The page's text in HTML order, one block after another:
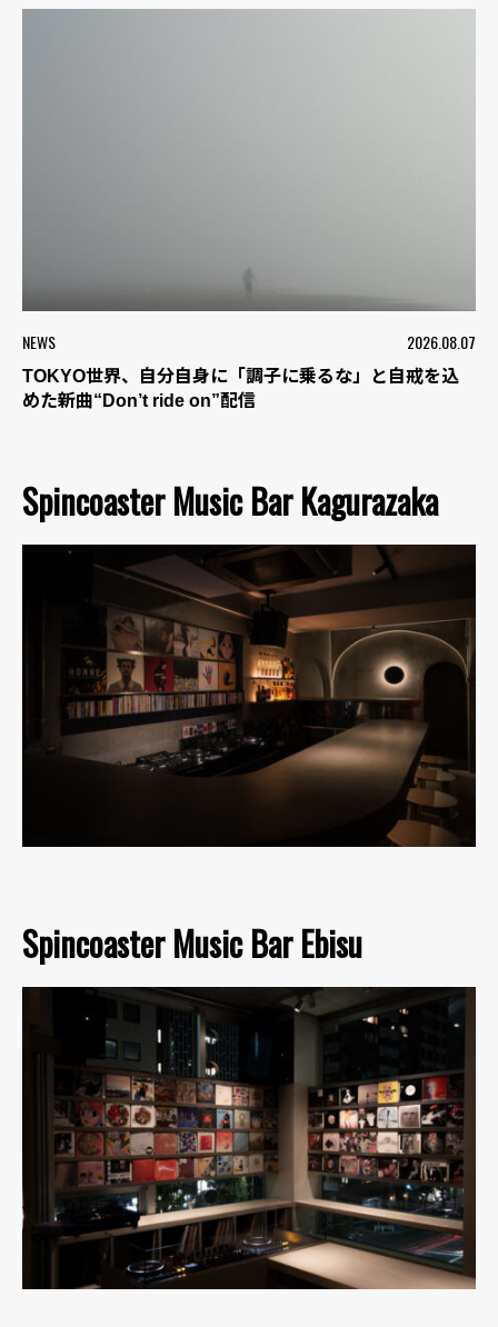
NEWS 2026.08.07
TOKYO世界、自分自身に「調子に乗るな」と自戒を込
めた新曲“Don’t ride on”配信
Spincoaster Music Bar Kagurazaka
Spincoaster Music Bar Ebisu